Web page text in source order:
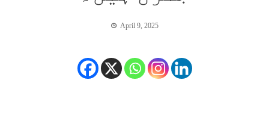
April 9, 2025